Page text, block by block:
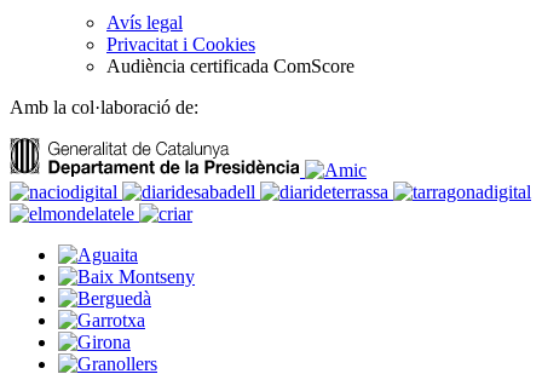
Avís legal
Privacitat i Cookies
Audiència certificada ComScore
Amb la col·laboració de: